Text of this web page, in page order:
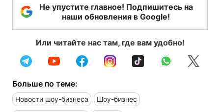
Не упустите главное! Подпишитесь на
наши обновления в Google!
Или читайте нас там, где вам удобно!
Больше по теме:
Новости шоу-бизнеса Шоу-бизнес